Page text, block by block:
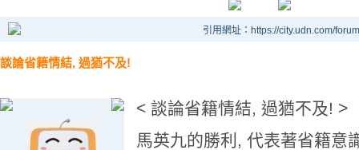
引用網址：https://city.udn.com/
談論省籍情結, 過猶不及!
< 談論省籍情結, 過猶不及! >
馬英九的勝利, 代表著省籍意